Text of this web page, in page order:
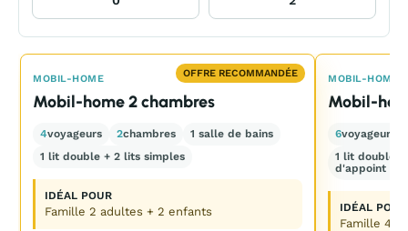
MOBIL-HOME
Mobil-
6voyageurs
1 lit double
d'appoint
IDÉAL POUR
Famille 4 à
OFFRE RECOMMANDÉE
MOBIL-HOME
Mobil-home 2 chambres
4voyageurs 2chambres
1 salle de bains
1 lit double + 2 lits simples
IDÉAL POUR
Famille 2 adultes + 2 enfants